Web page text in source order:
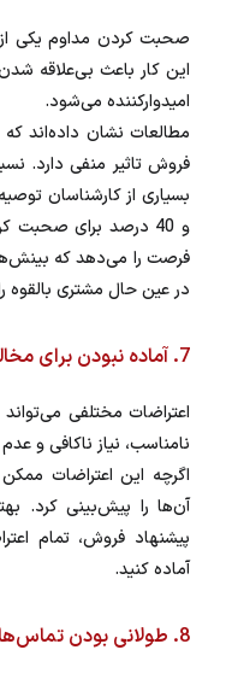
صحبت کردن مداوم یکی
این کار باعث بی‌علاقه
امیدوارکننده می‌شود.
مطالعات نشان
فروش تاثیر منفی دارد.
و 40 درصد برای
فرصت را می‌دهد که
در عین حال مشتری بالقوه
7. آماده نبودن برای مخالفت‌ها
اعتراضات مختلفی
نامناسب، نیاز ناکافی و
اگرچه این اعتراضات
آن‌ها را پیش‌بینی کرد.
پیشنهاد فروش، تمام
آماده کنید.
8. طولانی بودن تماس‌های فروش